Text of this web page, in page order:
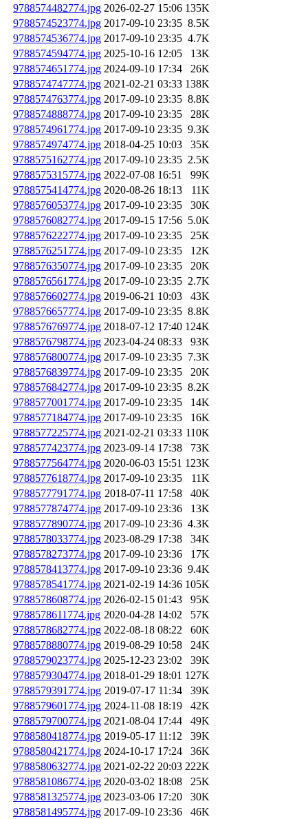
9788574482774.jpg 2026-02-27 15:06 135K
9788574523774.jpg 2017-09-10 23:35 8.5K
9788574536774.jpg 2017-09-10 23:35 4.7K
9788574594774.jpg 2025-10-16 12:05
13K
9788574651774.jpg 2024-09-10 17:34
26K
9788574747774.jpg 2021-02-21 03:33 138K
9788574763774.jpg 2017-09-10 23:35 8.8K
9788574888774.jpg 2017-09-10 23:35
28K
9788574961774.jpg 2017-09-10 23:35 9.3K
9788574974774.jpg 2018-04-25 10:03
35K
9788575162774.jpg 2017-09-10 23:35 2.5K
9788575315774.jpg 2022-07-08 16:51
99K
9788575414774.jpg 2020-08-26 18:13
11K
9788576053774.jpg 2017-09-10 23:35
30K
9788576082774.jpg 2017-09-15 17:56 5.0K
9788576222774.jpg 2017-09-10 23:35
25K
9788576251774.jpg 2017-09-10 23:35
12K
9788576350774.jpg 2017-09-10 23:35
20K
9788576561774.jpg 2017-09-10 23:35 2.7K
9788576602774.jpg 2019-06-21 10:03
43K
9788576657774.jpg 2017-09-10 23:35 8.8K
9788576769774.jpg 2018-07-12 17:40 124K
9788576798774.jpg 2023-04-24 08:33
93K
9788576800774.jpg 2017-09-10 23:35 7.3K
9788576839774.jpg 2017-09-10 23:35
20K
9788576842774.jpg 2017-09-10 23:35 8.2K
9788577001774.jpg 2017-09-10 23:35
14K
9788577184774.jpg 2017-09-10 23:35
16K
9788577225774.jpg 2021-02-21 03:33 110K
9788577423774.jpg 2023-09-14 17:38
73K
9788577564774.jpg 2020-06-03 15:51 123K
9788577618774.jpg 2017-09-10 23:35
11K
9788577791774.jpg 2018-07-11 17:58
40K
9788577874774.jpg 2017-09-10 23:36
13K
9788577890774.jpg 2017-09-10 23:36 4.3K
9788578033774.jpg 2023-08-29 17:38
34K
9788578273774.jpg 2017-09-10 23:36
17K
9788578413774.jpg 2017-09-10 23:36 9.4K
9788578541774.jpg 2021-02-19 14:36 105K
9788578608774.jpg 2026-02-15 01:43
95K
9788578611774.jpg 2020-04-28 14:02
57K
9788578682774.jpg 2022-08-18 08:22
60K
9788578880774.jpg 2019-08-29 10:58
24K
9788579023774.jpg 2025-12-23 23:02
39K
9788579304774.jpg 2018-01-29 18:01 127K
9788579391774.jpg 2019-07-17 11:34
39K
9788579601774.jpg 2024-11-08 18:19
42K
9788579700774.jpg 2021-08-04 17:44
49K
9788580418774.jpg 2019-05-17 11:12
39K
9788580421774.jpg 2024-10-17 17:24
36K
9788580632774.jpg 2021-02-22 20:03 222K
9788581086774.jpg 2020-03-02 18:08
25K
9788581325774.jpg 2023-03-06 17:20
30K
9788581495774.jpg 2017-09-10 23:36
46K